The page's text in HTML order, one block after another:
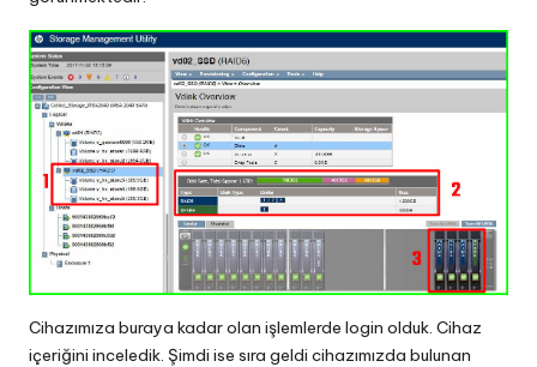
Cihazımıza buraya kadar olan işlemlerde login olduk. Cihaz
içeriğini inceledik. Şimdi ise sıra geldi cihazımızda bulunan